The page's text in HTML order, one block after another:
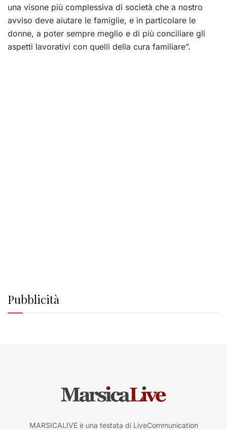
una visone più complessiva di società che a nostro
avviso deve aiutare le famiglie, e in particolare le
donne, a poter sempre meglio e di più conciliare gli
aspetti lavorativi con quelli della cura familiare”.
Pubblicità
MARSICALIVE è una testata di LiveCommunication